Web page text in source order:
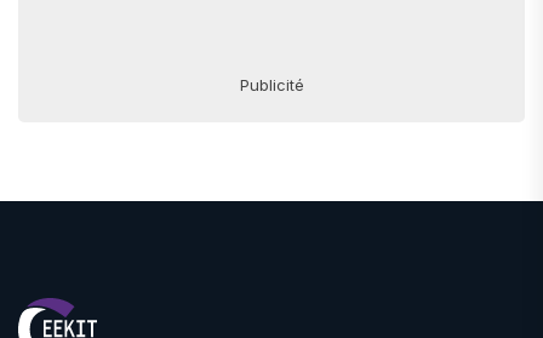
Publicité